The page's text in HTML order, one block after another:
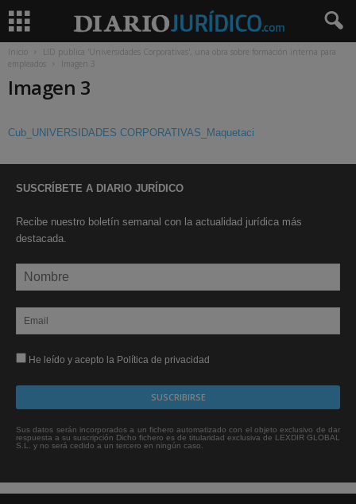
Inicio
LID publica 'Universidades Corporativas', una obra sobre formación interna para
empleados
Imagen 3
Imagen 3
Cub_UNIVERSIDADES CORPORATIVAS_Maquetaci
SUSCRÍBETE A DIARIO JURÍDICO
Recibe nuestro boletín semanal con la actualidad jurídica más
destacada.
He leído y acepto la Política de privacidad
Sus datos serán incorporados a un fichero automatizado con el objeto exclusivo de dar
respuesta a su suscripción Dicho fichero es de titularidad exclusiva de LEXDIR GLOBAL
S.L. y no será cedido a un tercero en ningún caso.